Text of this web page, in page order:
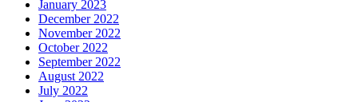
January 2023
December 2022
November 2022
October 2022
September 2022
August 2022
July 2022